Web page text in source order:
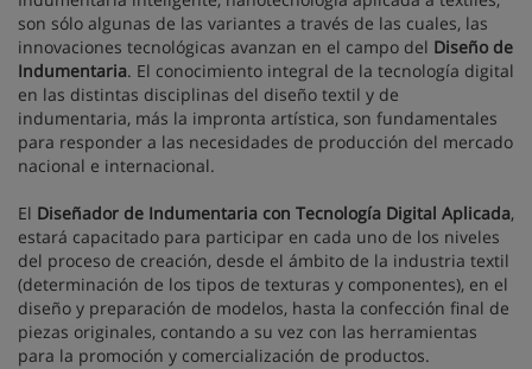
son sólo algunas de las variantes a través de las cuales, las
innovaciones tecnológicas avanzan en el campo del Diseño de
Indumentaria. El conocimiento integral de la tecnología digital
en las distintas disciplinas del diseño textil y de
indumentaria, más la impronta artística, son fundamentales
para responder a las necesidades de producción del mercado
nacional e internacional.
El Diseñador de Indumentaria con Tecnología Digital Aplicada,
estará capacitado para participar en cada uno de los niveles
del proceso de creación, desde el ámbito de la industria textil
(determinación de los tipos de texturas y componentes), en el
diseño y preparación de modelos, hasta la confección final de
piezas originales, contando a su vez con las herramientas
para la promoción y comercialización de productos.